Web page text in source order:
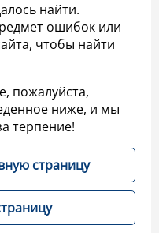
найти.
ошибок или
чтобы найти
пожалуйста,
ниже, и мы
терпение!
страницу